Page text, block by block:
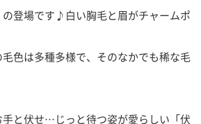
の登場です♪白い胸毛と眉がチャームポ
色は多種多様で、そのなかでも稀な毛
手と伏せ…じっと待つ姿が愛らしい「伏